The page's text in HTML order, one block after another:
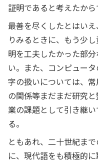
証明であると考えたから
最善を尽くしたとはい
りみるときに、もう少
明を工夫したかった部
い。また、コンピュー
字の扱いについては、
の関係等まだまだ研究
業の課題として引き継
る。
ともあれ、二十世紀ま
に、現代語をも積極的